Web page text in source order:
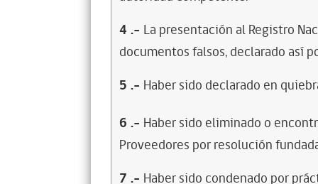
4 .- La presentación al Registro
documentos falsos, declarado así
5 .- Haber sido declarado en
6 .- Haber sido eliminado o
Proveedores por resolución
7 .- Haber sido condenado por